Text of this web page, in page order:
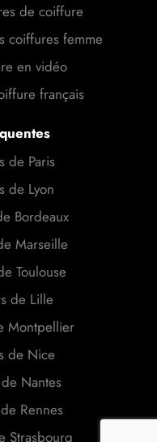
de coiffure
coiffures femme
en vidéo
français
de Paris
de Lyon
Bordeaux
Marseille
Toulouse
de Lille
Montpellier
de Nice
Nantes
Rennes
Strasbourg